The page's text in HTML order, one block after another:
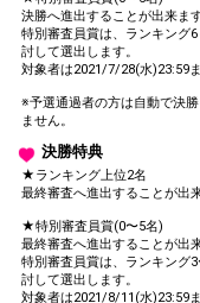
決勝へ進出することが出来ます
特別審査員賞は、ランキング
討して選出します。
対象者は2021/7/28(水)23:59
※予選通過者の方は自動で決
ません。
決勝特典
★ランキング上位2名
最終審査へ進出することが出
★特別審査員賞(0〜5名)
最終審査へ進出することが出
特別審査員賞は、ランキング
討して選出します。
対象者は2021/8/11(水)23:59